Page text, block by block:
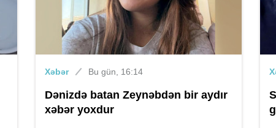
Xəbər Bu gün, 16:14
Dənizdə batan Zeynəbdən bir aydır
xəbər yoxdur